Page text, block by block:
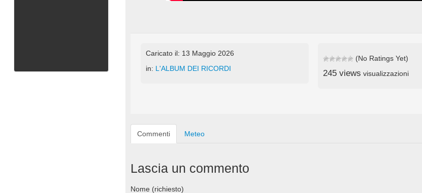
Caricato il: 13 Maggio 2026
in: L'ALBUM DEI RICORDI
(No Ratings Yet)
245 views visualizzazioni
Commenti Meteo
Lascia un commento
Nome (richiesto)